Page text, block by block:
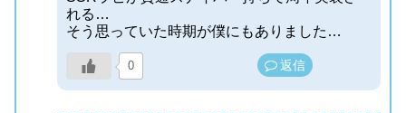
れる…
そう思っていた時期が僕にもありました…
0 返信